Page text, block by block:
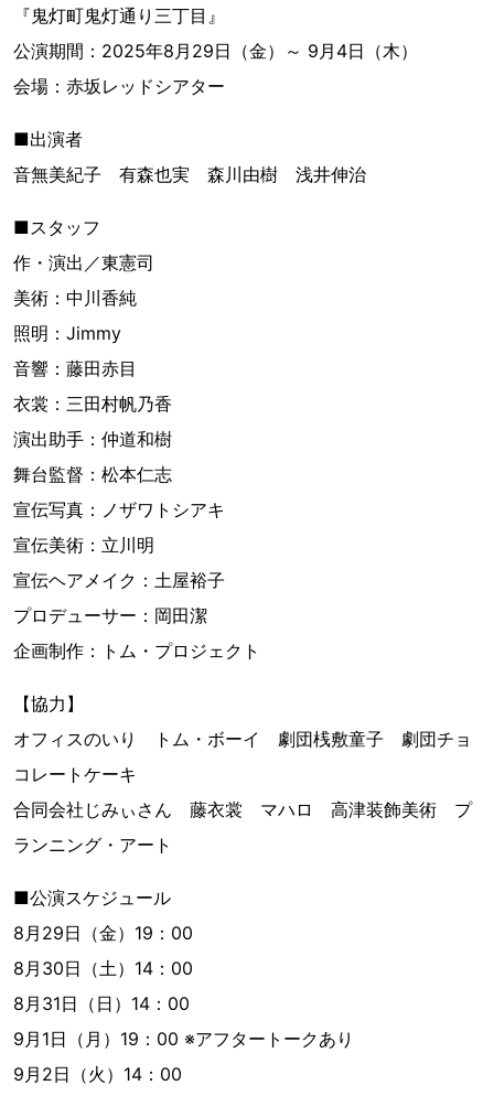
『鬼灯町鬼灯通り三丁目』
公演期間：2025年8月29日（金）～ 9月4日（木）
会場：赤坂レッドシアター
■出演者
音無美紀子 有森也実 森川由樹 浅井伸治
■スタッフ
作・演出／東憲司
美術：中川香純
照明：Jimmy
音響：藤田赤目
衣裳：三田村帆乃香
演出助手：仲道和樹
舞台監督：松本仁志
宣伝写真：ノザワトシアキ
宣伝美術：立川明
宣伝ヘアメイク：土屋裕子
プロデューサー：岡田潔
企画制作：トム・プロジェクト
【協力】
オフィスのいり トム・ボーイ 劇団桟敷童子 劇団チョ
コレートケーキ
合同会社じみぃさん 藤衣裳 マハロ 高津装飾美術 プ
ランニング・アート
■公演スケジュール
8月29日（金）19：00
8月30日（土）14：00
8月31日（日）14：00
9月1日（月）19：00 ※アフタートークあり
9月2日（火）14：00